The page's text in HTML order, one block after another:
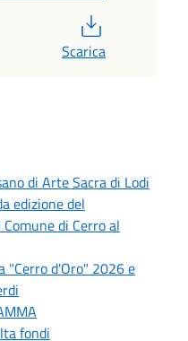
Scarica
di Arte Sacra di Lodi
edizione del
Comune di Cerro al
"Cerro d'Oro" 2026 e
fondi